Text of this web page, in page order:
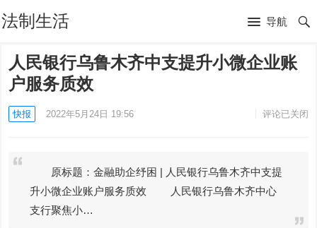
法制生活 导航
人民银行乌鲁木齐中支提升小微企业账
户服务质效
快报 2022年5月24日 19:56 评论已关闭
原标题：金融助企纾困 | 人民银行乌鲁木齐中支提
升小微企业账户服务质效 人民银行乌鲁木齐中心
支行聚焦小…